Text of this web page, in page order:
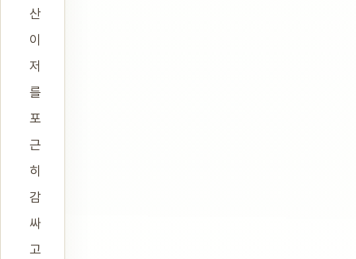
산
이
저
를
포
근
히
감
싸
고